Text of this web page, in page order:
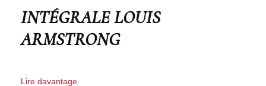
INTÉGRALE LOUIS
ARMSTRONG
Lire davantage